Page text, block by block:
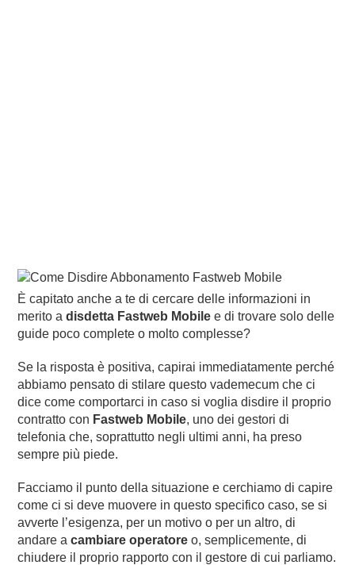
È capitato anche a te di cercare delle informazioni in
merito adisdetta Fastweb Mobilee di trovare solo delle
guide poco complete o molto complesse?
Se la risposta è positiva, capirai immediatamente perché
abbiamo pensato di stilare questo vademecum che ci
dice come comportarci in caso si voglia disdire il proprio
contratto con Fastweb Mobile, uno dei gestori di
telefonia che, soprattutto negli ultimi anni, ha preso
sempre più piede.
Facciamo il punto della situazione e cerchiamo di capire
come ci si deve muovere in questo specifico caso, se si
avverte l’esigenza, per un motivo o per un altro, di
andare a cambiare operatore o, semplicemente, di
chiudere il proprio rapporto con il gestore di cui parliamo.